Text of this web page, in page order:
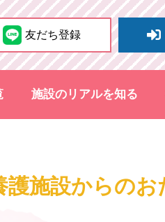
友だち登録
施設のリアルを知る
護施設からのお